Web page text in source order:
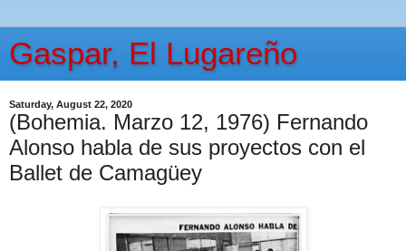
Gaspar, El Lugareño
Saturday, August 22, 2020
(Bohemia. Marzo 12, 1976) Fernando
Alonso habla de sus proyectos con el
Ballet de Camagüey